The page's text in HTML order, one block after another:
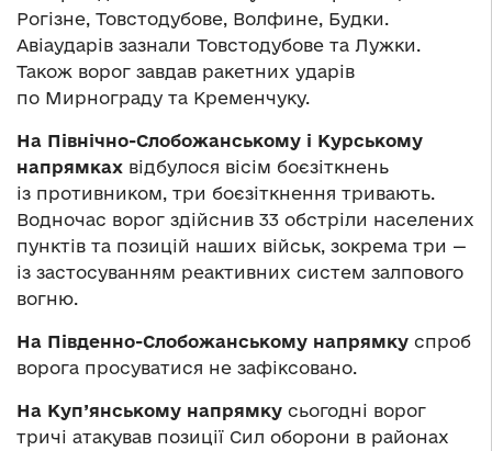
Рогізне, Товстодубове, Волфине, Будки.
Авіаударів зазнали Товстодубове та Лужки.
Також ворог завдав ракетних ударів
по Мирнограду та Кременчуку.
На Північно-Слобожанському і Курському
напрямках відбулося вісім боєзіткнень
із противником, три боєзіткнення тривають.
Водночас ворог здійснив 33 обстріли населених
пунктів та позицій наших військ, зокрема три —
із застосуванням реактивних систем залпового
вогню.
На Південно-Слобожанському напрямку спроб
ворога просуватися не зафіксовано.
На Куп’янському напрямку сьогодні ворог
тричі атакував позиції Сил оборони в районах